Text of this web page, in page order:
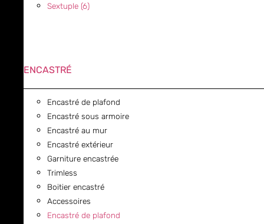
Sextuple (6)
ENCASTRÉ
Encastré de plafond
Encastré sous armoire
Encastré au mur
Encastré extérieur
Garniture encastrée
Trimless
Boitier encastré
Accessoires
Encastré de plafond